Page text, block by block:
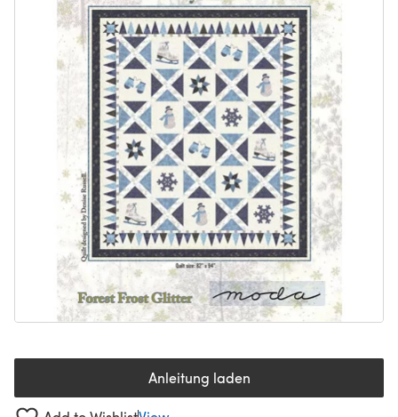
Anleitung laden(öffnet sich in einem neuen